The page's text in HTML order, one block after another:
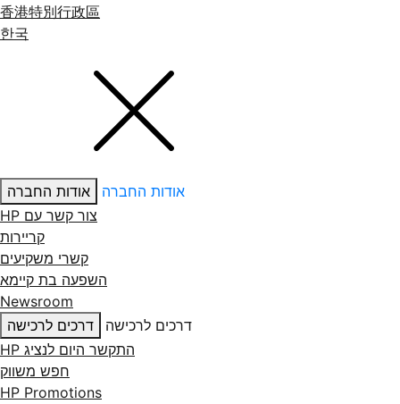
香港特別行政區
한국
אודות החברה
אודות החברה
צור קשר עם ‏HP
קריירות
קשרי משקיעים
השפעה בת קיימא
Newsroom
דרכים לרכישה
דרכים לרכישה
התקשר היום לנציג HP
חפש משווק
HP Promotions